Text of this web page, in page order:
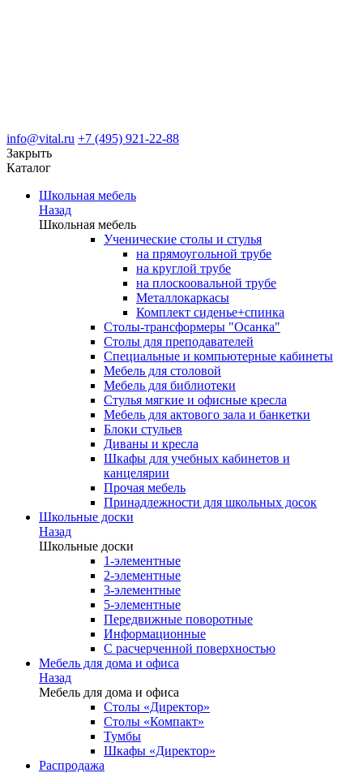
info@vital.ru +7 (495) 921-22-88
Закрыть
Каталог
Школьная мебель
Назад
Школьная мебель
Ученические столы и стулья
на прямоугольной трубе
на круглой трубе
на плоскоовальной трубе
Металлокаркасы
Комплект сиденье+спинка
Столы-трансформеры "Осанка"
Столы для преподавателей
Специальные и компьютерные кабинеты
Мебель для столовой
Мебель для библиотеки
Стулья мягкие и офисные кресла
Мебель для актового зала и банкетки
Блоки стульев
Диваны и кресла
Шкафы для учебных кабинетов и
канцелярии
Прочая мебель
Принадлежности для школьных досок
Школьные доски
Назад
Школьные доски
1-элементные
2-элементные
3-элементные
5-элементные
Передвижные поворотные
Информационные
С расчерченной поверхностью
Мебель для дома и офиса
Назад
Мебель для дома и офиса
Столы «Директор»
Столы «Компакт»
Тумбы
Шкафы «Директор»
Распродажа